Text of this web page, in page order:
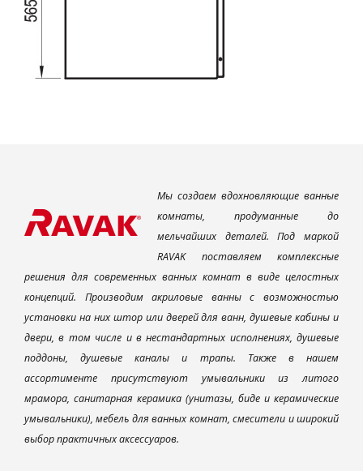
Мы создаем вдохновляющие ванные
комнаты, продуманные до
мельчайших деталей. Под маркой
RAVAK поставляем комплексные
решения для современных ванных комнат в виде целостных
концепций. Производим акриловые ванны с возможностью
установки на них штор или дверей для ванн, душевые кабины и
двери, в том числе и в нестандартных исполнениях, душевые
поддоны, душевые каналы и трапы. Также в нашем
ассортименте присутствуют умывальники из литого
мрамора, санитарная керамика (унитазы, биде и керамические
умывальники), мебель для ванных комнат, смесители и широкий
выбор практичных аксессуаров.